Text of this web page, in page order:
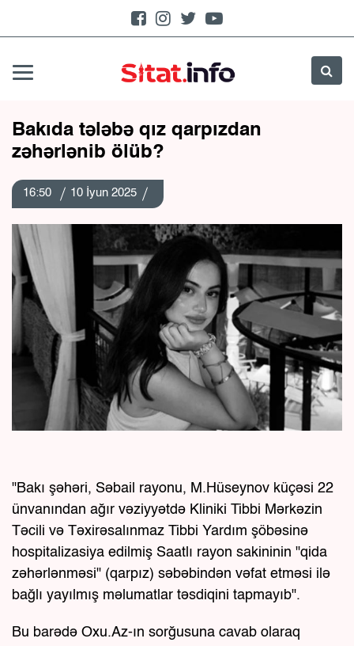
Bakıda tələbə qız qarpızdan
zəhərlənib ölüb?
16:50 10 İyun 2025
"Bakı şəhəri, Səbail rayonu, M.Hüseynov küçəsi 22
ünvanından ağır vəziyyətdə Kliniki Tibbi Mərkəzin
Təcili və Təxirəsalınmaz Tibbi Yardım şöbəsinə
hospitalizasiya edilmiş Saatlı rayon sakininin "qida
zəhərlənməsi" (qarpız) səbəbindən vəfat etməsi ilə
bağlı yayılmış məlumatlar təsdiqini tapmayıb".
Bu barədə Oxu.Az-ın sorğusuna cavab olaraq